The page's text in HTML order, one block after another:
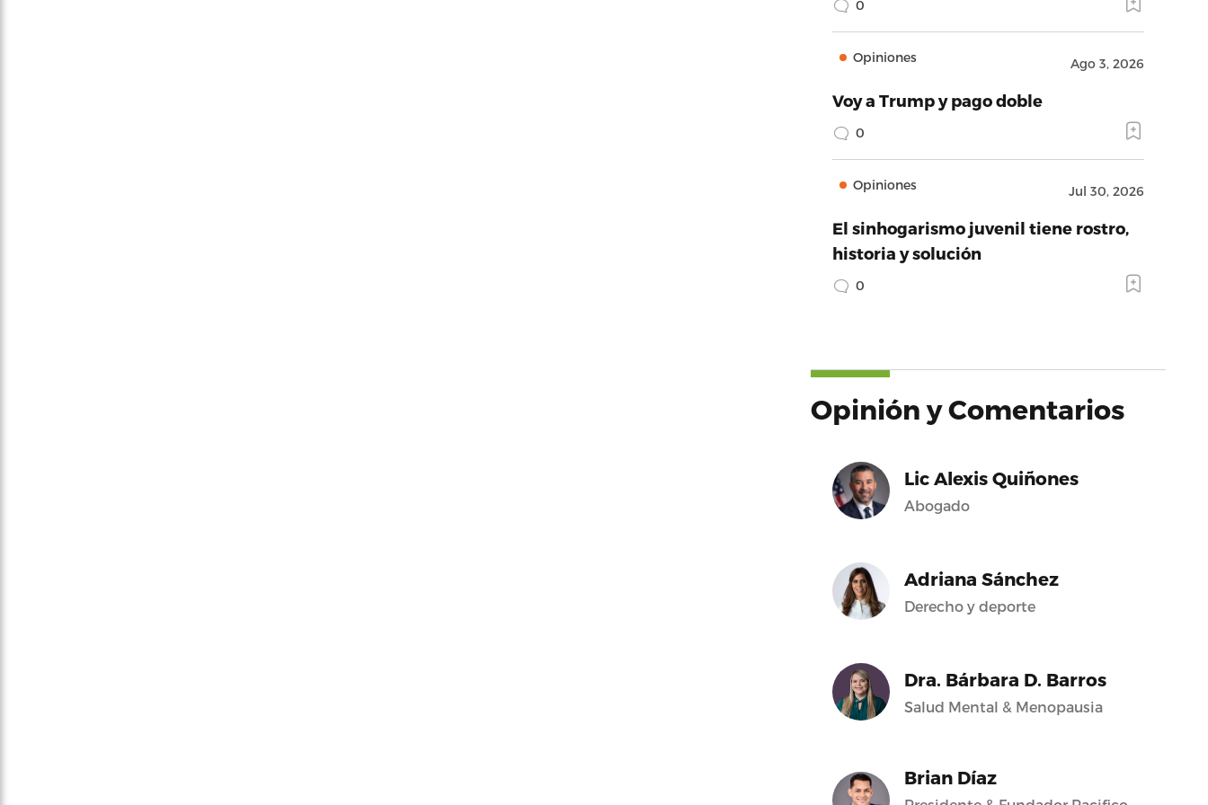
0
Opiniones Ago 3, 2026
Voy a Trump y pago doble
0
Opiniones Jul 30, 2026
El sinhogarismo juvenil tiene rostro,
historia y solución
0
Opinión y Comentarios
Lic Alexis Quiñones
Abogado
Adriana Sánchez
Derecho y deporte
Dra. Bárbara D. Barros
Salud Mental & Menopausia
Brian Díaz